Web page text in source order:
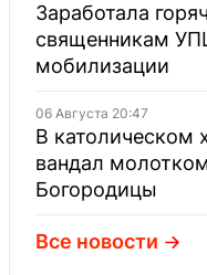
Заработала
священникам
мобилизации
06 Августа 20:47
В
вандал
Богородицы
Все новости